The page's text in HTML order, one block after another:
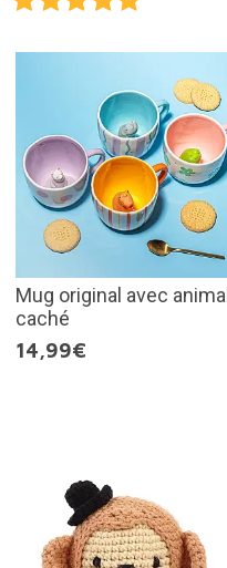
Mug original avec animal
caché
14,99€